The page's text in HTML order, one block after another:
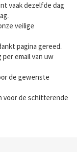
vaak dezelfde dag
veilige
pagina gereed.
email van uw
de gewenste
voor de schitterende